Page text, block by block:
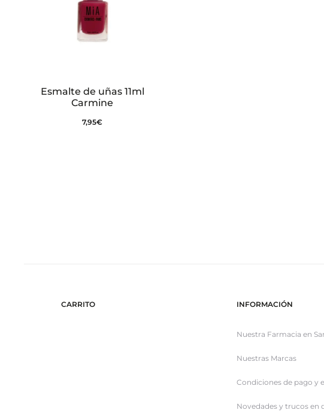
Esmalte de uñas 11ml
Carmine
7,95€
CARRITO INFORMACIÓN
Nuestra Farmacia en
Nuestras Marcas
Condiciones de pago y
Novedades y trucos en